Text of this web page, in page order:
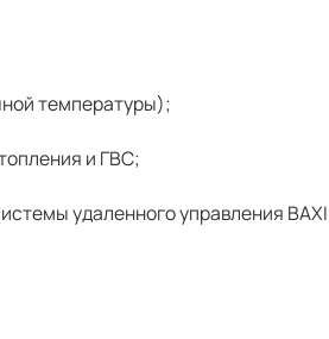
температуры);
и ГВС;
удаленного управления